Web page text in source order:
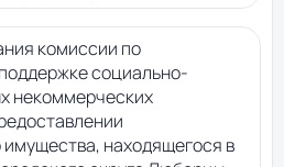
комиссии по
социально-
некоммерческих
находящегося в